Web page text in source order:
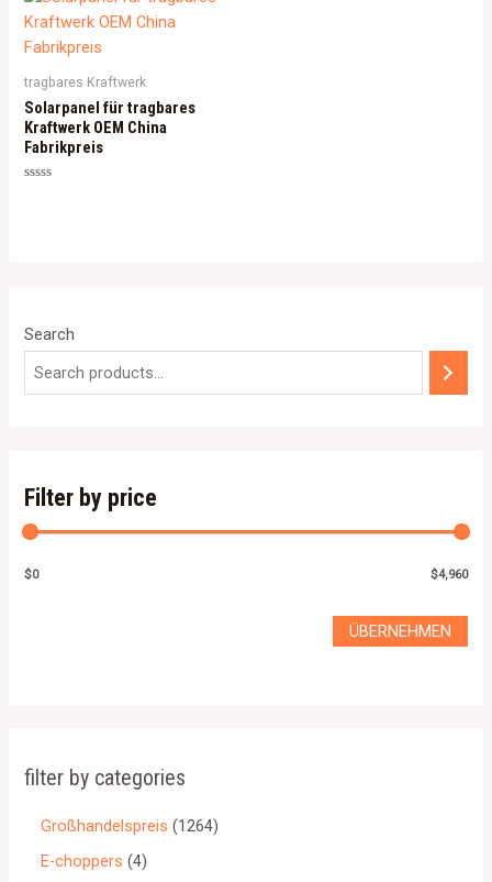
Search
Filter by price
$0 $4,960
ÜBERNEHMEN
filter by categories
Großhandelspreis 1264
E-choppers 4
tragbares Kraftwerk
Solarpanel für tragbares
Kraftwerk OEM China
Fabrikpreis